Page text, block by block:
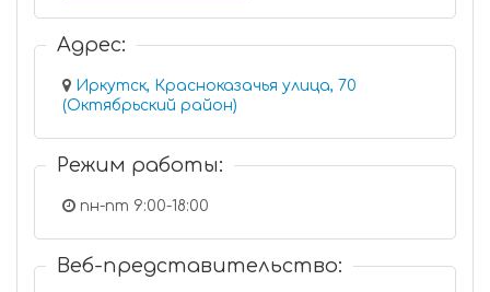
Адрес:
Иркутск, Красноказачья улица, 70
(Октябрьский район)
Режим работы:
пн-пт 9:00-18:00
Веб-представительство: